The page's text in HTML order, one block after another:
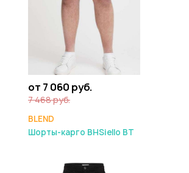
от 7 060 руб.
7 468 руб.
BLEND
Шорты-карго BHSiello BT